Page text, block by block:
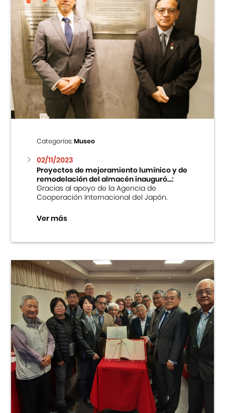
Categorías:Museo
02/11/2023
Proyectos de mejoramiento lumínico y de
remodelación del almacén inauguró...:
Gracias al apoyo de la Agencia de
Cooperación Internacional del Japón.
Ver más